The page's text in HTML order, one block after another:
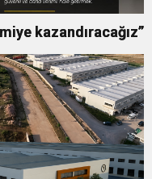
kazandıracağız”